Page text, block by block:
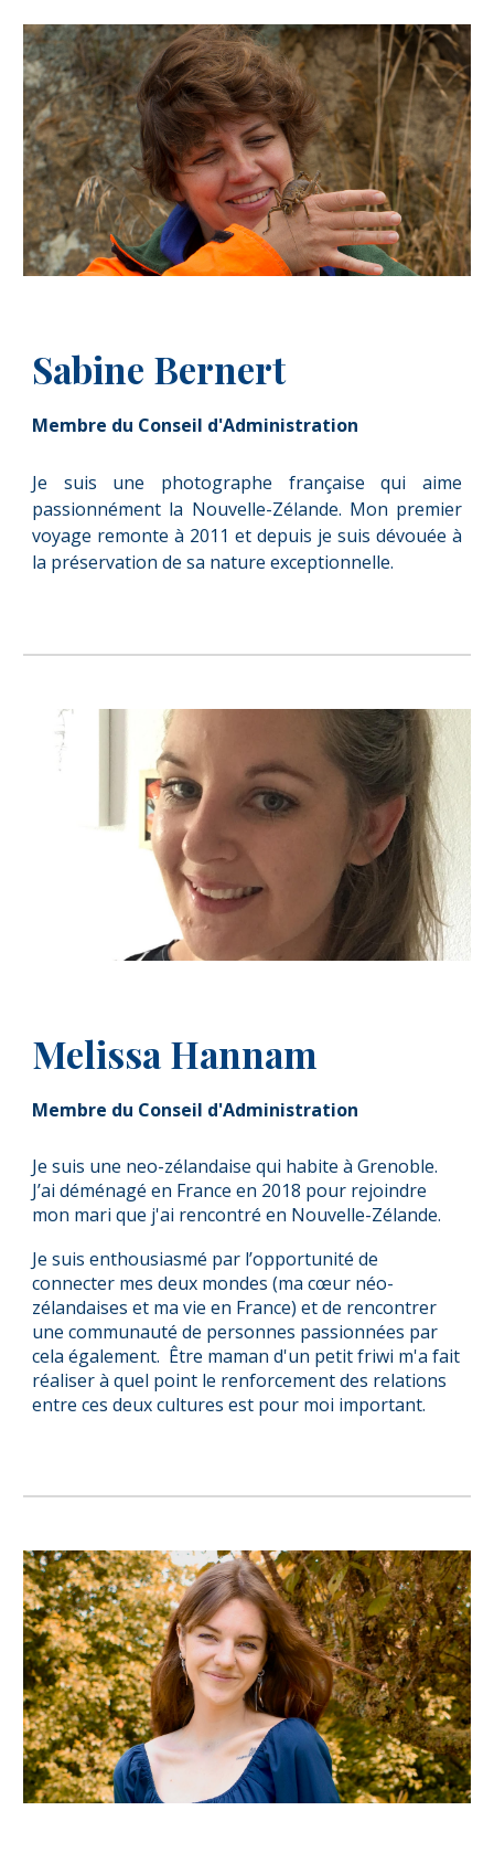
Sabine Bernert
Membre du Conseil d'Administration
Je suis une photographe française qui aime
passionnément la Nouvelle-Zélande. Mon premier
voyage remonte à 2011 et depuis je suis dévouée à
la préservation de sa nature exceptionnelle.
Melissa Hannam
Membre du Conseil d'Administration
Je suis une neo-zélandaise qui habite à Grenoble.
J’ai déménagé en France en 2018 pour rejoindre
mon mari que j'ai rencontré en Nouvelle-Zélande.
Je suis enthousiasmé par l’opportunité de
connecter mes deux mondes (ma cœur néo-
zélandaises et ma vie en France) et de rencontrer
une communauté de personnes passionnées par
cela également. Être maman d'un petit friwi m'a fait
réaliser à quel point le renforcement des relations
entre ces deux cultures est pour moi important.